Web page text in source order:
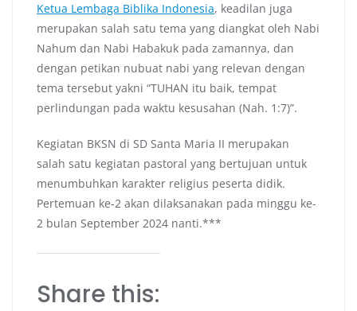
Ketua Lembaga Biblika Indonesia, keadilan juga
merupakan salah satu tema yang diangkat oleh Nabi
Nahum dan Nabi Habakuk pada zamannya, dan
dengan petikan nubuat nabi yang relevan dengan
tema tersebut yakni “TUHAN itu baik, tempat
perlindungan pada waktu kesusahan (Nah. 1:7)”.
Kegiatan BKSN di SD Santa Maria II merupakan
salah satu kegiatan pastoral yang bertujuan untuk
menumbuhkan karakter religius peserta didik.
Pertemuan ke-2 akan dilaksanakan pada minggu ke-
2 bulan September 2024 nanti.***
Share this: